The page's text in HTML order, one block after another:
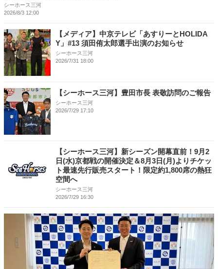
シーホース三河
2026/8/3 12:00
【メディア】中京テレビ「あすりーとHOLIDA
Y」#13 須田侑太郎選手出演のお知らせ
シーホース三河
2026/7/31 18:00
【シーホース三河】豊田市長 表敬訪問のご報告
シーホース三河
2026/7/29 17:10
【シーホース三河】新シーズン開幕直前！9月2
日(水)京都戦の開催決定＆8月3日(月)よりチケッ
ト最速先行販売スタート！限定約1,800席の熱狂
空間へ
シーホース三河
2026/7/29 16:30